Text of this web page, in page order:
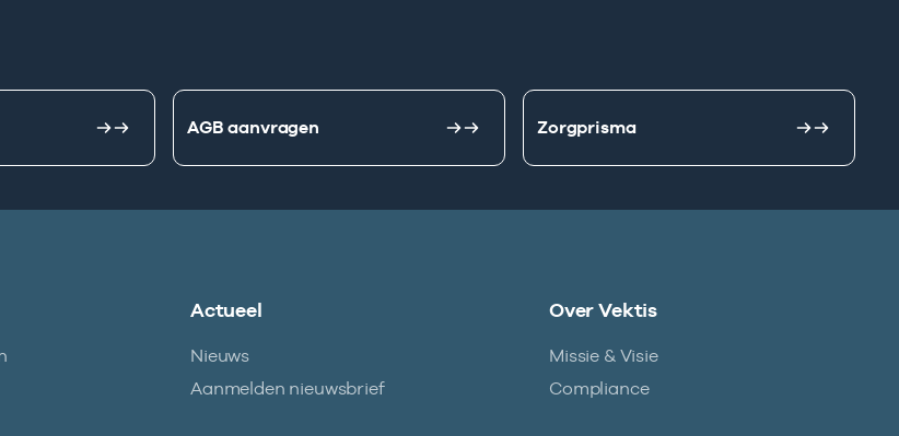
AGB aanvragen Zorgprisma
Actueel
Nieuws
Aanmelden nieuwsbrief
Over Vektis
Missie & Visie
Compliance